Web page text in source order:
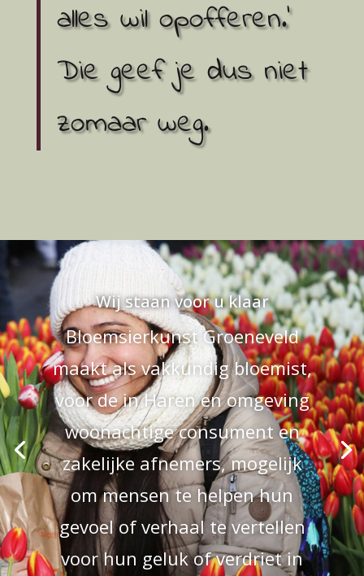
alles wil opofferen.’
Die geef je dus niet
zomaar weg.
Wij staan voor u klaar
Bloemsierkunst Groeneveld
maakt als vakkundig bloemist,
voor de in Haren en omgeving
woonachtige consument en
zakelijke afnemers, mogelijk
om mensen te helpen hun
gevoel of verhaal te vertellen
voor hun geluk of verdriet in